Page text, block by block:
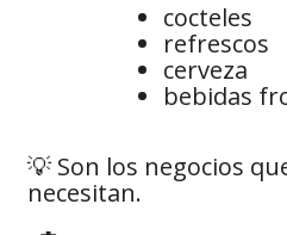
cocteles
refrescos
cerveza
bebidas
💡 Son los negocios
necesitan.